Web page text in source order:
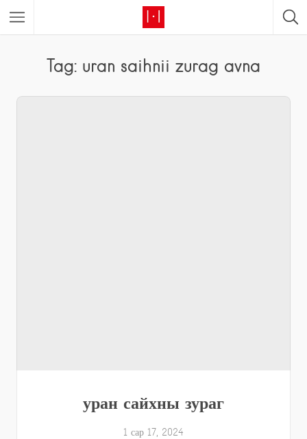
Tag: uran saihnii zurag avna
уран сайхны зураг
1 сар 17, 2024